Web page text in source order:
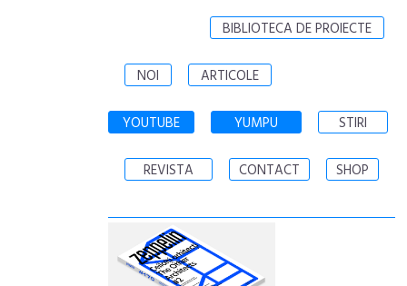
BIBLIOTECA DE PROIECTE
NOI ARTICOLE
YOUTUBE YUMPU STIRI
REVISTA CONTACT SHOP